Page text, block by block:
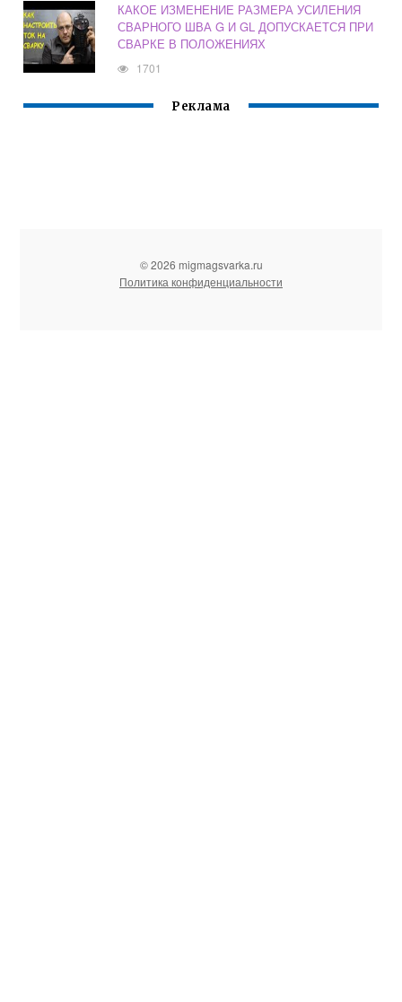
КАКОЕ ИЗМЕНЕНИЕ РАЗМЕРА УСИЛЕНИЯ
СВАРНОГО ШВА G И GL ДОПУСКАЕТСЯ ПРИ
СВАРКЕ В ПОЛОЖЕНИЯХ
1701
Реклама
© 2026 migmagsvarka.ru
Политика конфиденциальности